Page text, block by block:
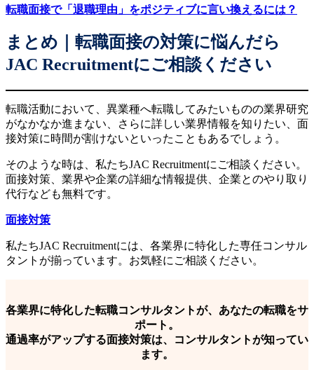
転職面接で「退職理由」をポジティブに言い換えるには？
まとめ｜転職面接の対策に悩んだら
JAC Recruitmentにご相談ください
転職活動において、異業種へ転職してみたいものの業界研究
がなかなか進まない、さらに詳しい業界情報を知りたい、面
接対策に時間が割けないといったこともあるでしょう。
そのような時は、私たちJAC Recruitmentにご相談ください。
面接対策、業界や企業の詳細な情報提供、企業とのやり取り
代行なども無料です。
面接対策
私たちJAC Recruitmentには、各業界に特化した専任コンサル
タントが揃っています。お気軽にご相談ください。
各業界に特化した転職コンサルタントが、あなたの転職をサ
ポート。
通過率がアップする面接対策は、コンサルタントが知ってい
ます。